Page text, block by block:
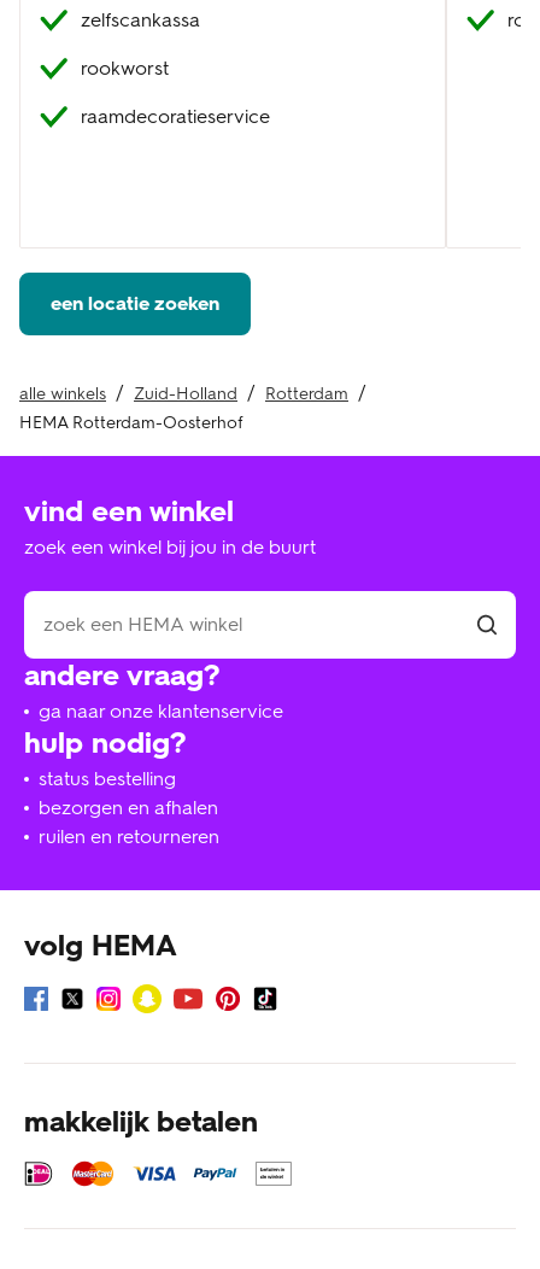
zelfscankassa
rookworst
raamdecoratieservice
een locatie zoeken
alle winkels Zuid-Holland
Rotterdam
HEMA Rotterdam-Oosterhof
hulp nodig?
status bestelling
bezorgen en afhalen
ruilen en retourneren
andere vraag?
ga naar onze klantenservice
vind een winkel
zoek een winkel bij jou in de buurt
volg HEMA
makkelijk betalen